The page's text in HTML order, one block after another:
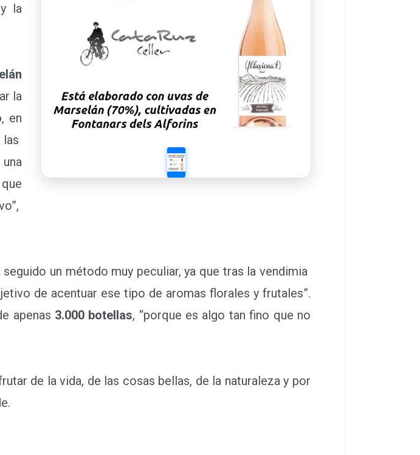
la
la
, en
las
un método muy peculiar, ya que tras la vendimia
de acentuar ese tipo de aromas florales y frutales”.
apenas 3.000 botellas, “porque es algo tan fino que no
de la vida, de las cosas bellas, de la naturaleza y por